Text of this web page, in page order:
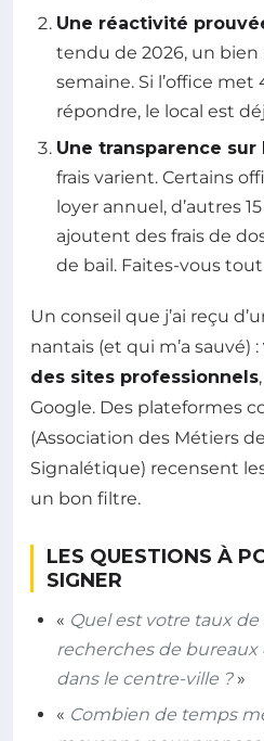
Une réactivité
tendu de 2026, un bien
semaine. Si l’office met
répondre, le local est
Une transparence sur
frais varient. Certains
loyer annuel, d’autres
ajoutent des frais de
de bail. Faites-vous
Un conseil que j’ai reçu
nantais (et qui m’a sauvé) :
des sites professionnels
Google. Des plateformes
(Association des Métiers
Signalétique) recensent
un bon filtre.
LES QUESTIONS À
SIGNER
« Quel est votre taux de
recherches de
dans le centre-ville ?»
« Combien de temps